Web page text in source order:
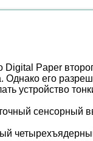
Paper
его
устройство
сенсорный